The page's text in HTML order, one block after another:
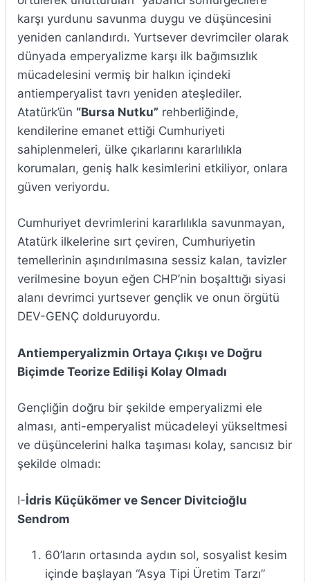
karşı yurdunu savunma duygu ve düşüncesini
yeniden canlandırdı. Yurtsever devrimciler olarak
dünyada emperyalizme karşı ilk bağımsızlık
mücadelesini vermiş bir halkın içindeki
antiemperyalist tavrı yeniden ateşlediler.
Atatürk’ün “Bursa Nutku” rehberliğinde,
kendilerine emanet ettiği Cumhuriyeti
sahiplenmeleri, ülke çıkarlarını kararlılıkla
korumaları, geniş halk kesimlerini etkiliyor, onlara
güven veriyordu.
Cumhuriyet devrimlerini kararlılıkla savunmayan,
Atatürk ilkelerine sırt çeviren, Cumhuriyetin
temellerinin aşındırılmasına sessiz kalan, tavizler
verilmesine boyun eğen CHP’nin boşalttığı siyasi
alanı devrimci yurtsever gençlik ve onun örgütü
DEV-GENÇ dolduruyordu.
Antiemperyalizmin Ortaya Çıkışı ve Doğru
Biçimde Teorize Edilişi Kolay Olmadı
Gençliğin doğru bir şekilde emperyalizmi ele
alması, anti-emperyalist mücadeleyi yükseltmesi
ve düşüncelerini halka taşıması kolay, sancısız bir
şekilde olmadı:
I-İdris Küçükömer ve Sencer Divitcioğlu
Sendrom
60’ların ortasında aydın sol, sosyalist kesim
içinde başlayan “Asya Tipi Üretim Tarzı”